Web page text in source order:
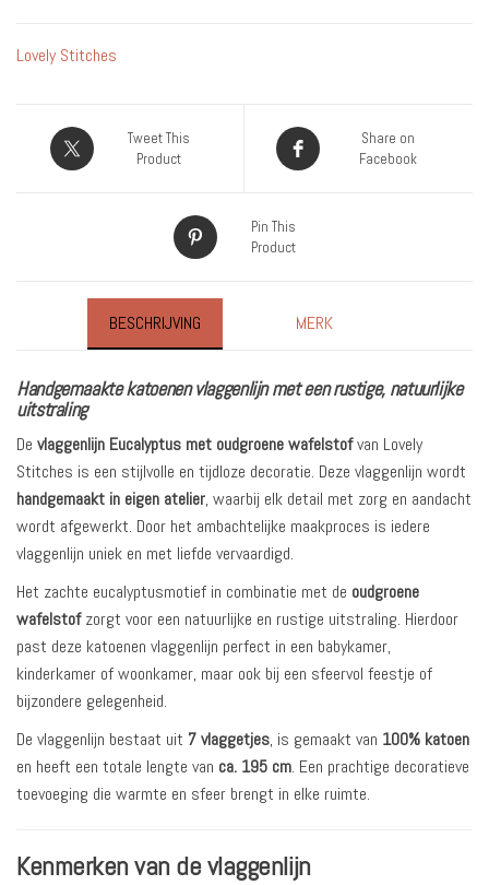
Lovely Stitches
Tweet This
Product
Share on
Facebook
Pin This
Product
BESCHRIJVING MERK
Handgemaakte katoenen vlaggenlijn met een rustige, natuurlijke
uitstraling
De vlaggenlijn Eucalyptus met oudgroene wafelstofvan Lovely
Stitches is een stijlvolle en tijdloze decoratie. Deze vlaggenlijn wordt
handgemaakt in eigen atelier, waarbij elk detail met zorg en aandacht
wordt afgewerkt. Door het ambachtelijke maakproces is iedere
vlaggenlijn uniek en met liefde vervaardigd.
Het zachte eucalyptusmotief in combinatie met de oudgroene
wafelstofzorgt voor een natuurlijke en rustige uitstraling. Hierdoor
past deze katoenen vlaggenlijn perfect in een babykamer,
kinderkamer of woonkamer, maar ook bij een sfeervol feestje of
bijzondere gelegenheid.
De vlaggenlijn bestaat uit 7 vlaggetjes, is gemaakt van 100% katoen
en heeft een totale lengte van ca. 195 cm. Een prachtige decoratieve
toevoeging die warmte en sfeer brengt in elke ruimte.
Kenmerken van de vlaggenlijn